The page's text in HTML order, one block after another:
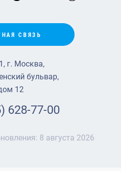
СВЯЗЬ
г. Москва,
бульвар,
12
628-77-00
8 августа 2026